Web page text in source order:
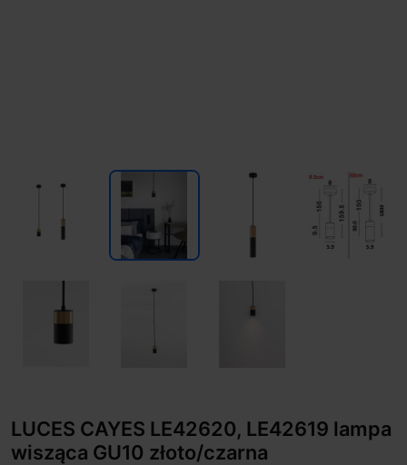
LUCES CAYES LE42620, LE42619 lampa
wisząca GU10 złoto/czarna